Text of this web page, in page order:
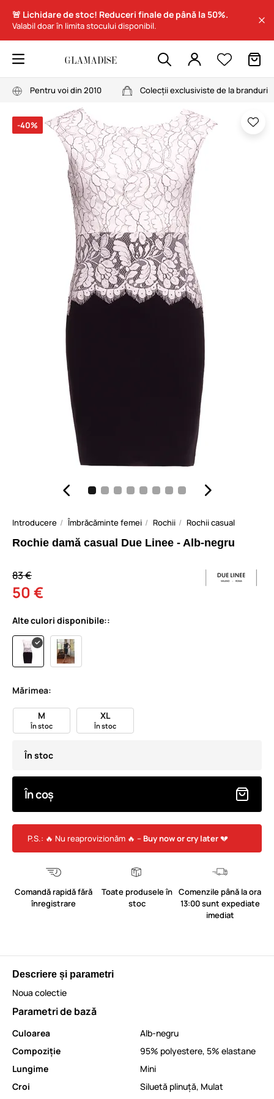
🚨 Lichidare de stoc! Reduceri finale de până la 50%.
Valabil doar în limita stocului disponibil.
Pentru voi din 2010 Colecții exclusiviste de la branduri
-40%
Introducere Îmbrăcăminte femei Rochii Rochii casual
Rochie damă casual Due Linee - Alb-negru
83 €
50 €
Alte culori disponibile::
Mărimea:
M
În stoc
XL
În stoc
În stoc
În coș
P.S.: 🔥 Nu reaprovizionăm 🔥 – Buy now or cry later💔
Comandă rapidă fără
înregistrare
Toate produsele în
stoc
Comenzile până la ora
13:00 sunt expediate
imediat
Descriere și parametri
Noua colectie
Parametri de bază
Culoarea
Alb-negru
Compoziție
95% polyestere, 5% elastane
Lungime
Mini
Croi
Siluetă plinuță, Mulat